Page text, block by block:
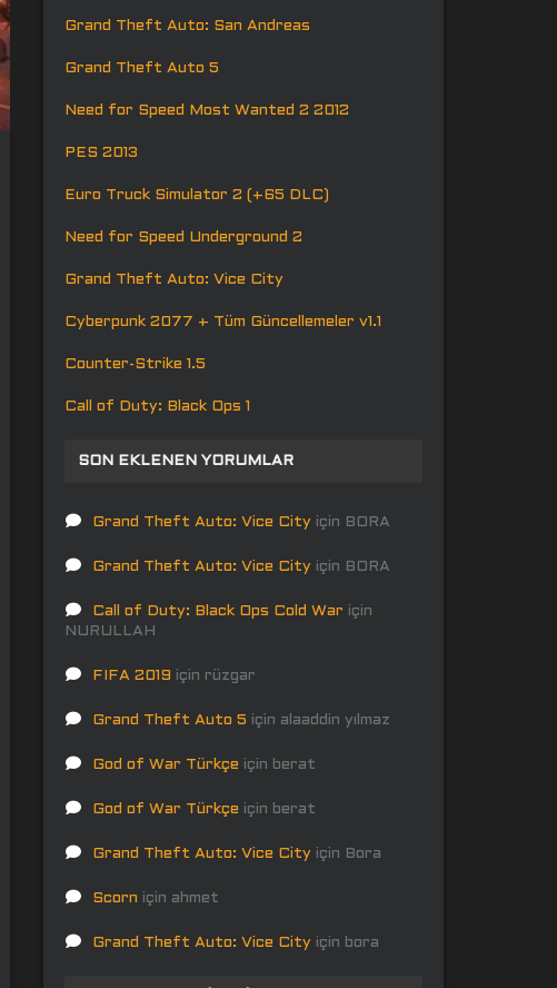
Grand Theft Auto: San Andreas
Grand Theft Auto 5
Need for Speed Most Wanted 2 2012
PES 2013
Euro Truck Simulator 2 (+65 DLC)
Need for Speed Underground 2
Grand Theft Auto: Vice City
Cyberpunk 2077 + Tüm Güncellemeler v1.1
Counter-Strike 1.5
Call of Duty: Black Ops 1
SON EKLENEN YORUMLAR
Grand Theft Auto: Vice City için BORA
Grand Theft Auto: Vice City için BORA
Call of Duty: Black Ops Cold War için
NURULLAH
FIFA 2019 için rüzgar
Grand Theft Auto 5 için alaaddin yılmaz
God of War Türkçe için berat
God of War Türkçe için berat
Grand Theft Auto: Vice City için Bora
Scorn için ahmet
Grand Theft Auto: Vice City için bora